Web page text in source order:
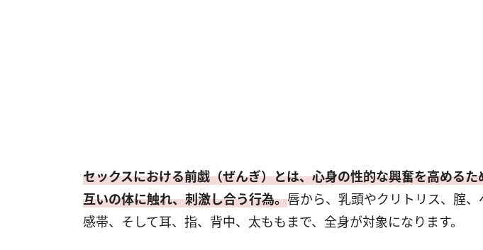
セックスにおける前戯（ぜんぎ）とは、心身の性的な興奮を高めるた
互いの体に触れ、刺激し合う行為。唇から、乳頭やクリトリス、腟
感帯、そして耳、指、背中、太ももまで、全身が対象になります。